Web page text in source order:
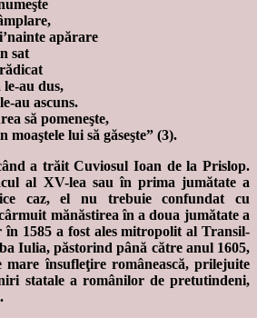
apărare
sat
le-au dus,
au ascuns.
să pomeneşte,
lui să găseşte” (3).
a trăit Cuviosul Ioan de la Prislop.
al XV-lea sau în prima jumătate a
caz, el nu trebuie confundat cu
mănăstirea în a doua jumătate a
1585 a fost ales mitropolit al Transil-
Iulia, păstorind până către anul 1605,
mare însufleţire românească, prilejuite
statale a românilor de pretutindeni,